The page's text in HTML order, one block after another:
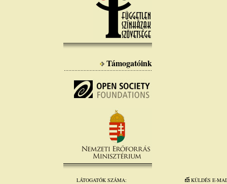
Támogatóink
LÁTOGATÓK SZÁMA: KÜLDÉS E-